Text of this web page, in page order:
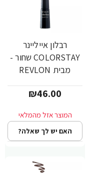
רבלון אייליינר
COLORSTAY שחור -
מבית REVLON
₪46.00
האם יש לך שאלה?